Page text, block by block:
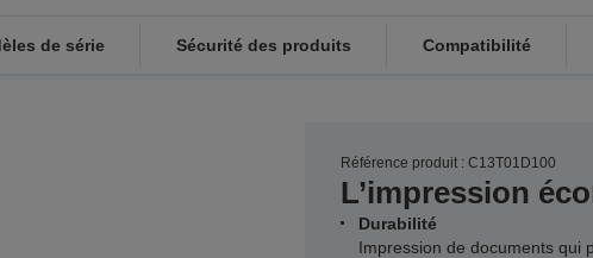
de série Sécurité des produits Compatibilité
Référence produit : C13T01D100
L’impression
Durabilité
Impression de documents qui